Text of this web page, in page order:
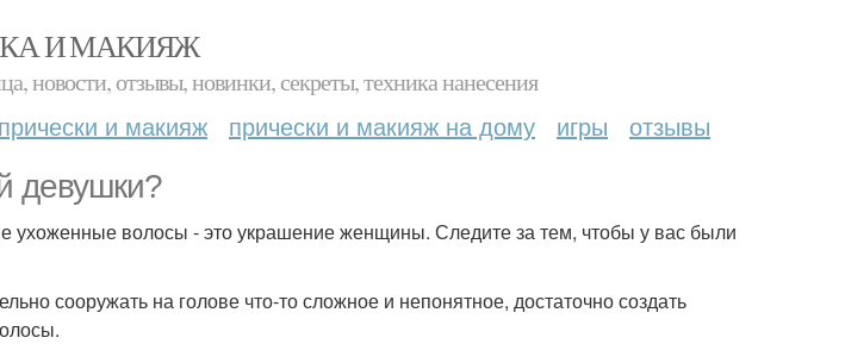
И МАКИЯЖ
новости, отзывы, новинки, секреты, техника нанесения
и макияж прически и макияж на дому игры отзывы
девушки?
ухоженные волосы - это украшение женщины. Следите за тем, чтобы у вас были
сооружать на голове что-то сложное и непонятное, достаточно создать